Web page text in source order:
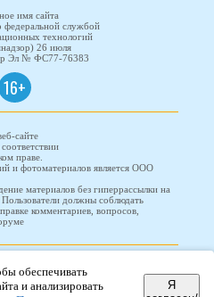
имя сайта
федеральной службой
технологий
26 июля
Эл № ФС77-76383
16+
сайте
праве.
и фотоматериалов является ООО
материалов без гиперрассылки на
должны соблюдать
комментариев, вопросов,
обеспечивать
и анализировать
Я